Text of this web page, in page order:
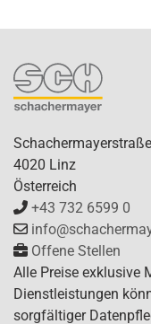
4020 Linz
Österreich
+43 732 6599 0
Offene Stellen
Alle Preise exklusive
Dienstleistungen
sorgfältiger